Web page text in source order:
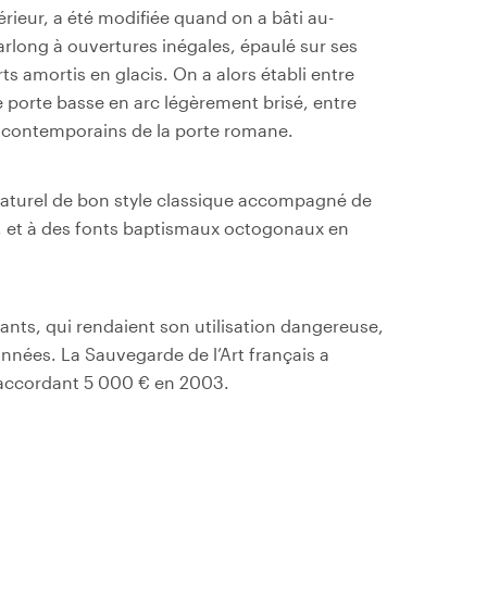
a été modifiée quand on a bâti au-
à ouvertures inégales, épaulé sur ses
amortis en glacis. On a alors établi entre
basse en arc légèrement brisé, entre
de la porte romane.
de bon style classique accompagné de
à des fonts baptismaux octogonaux en
qui rendaient son utilisation dangereuse,
La Sauvegarde de l’Art français a
5 000 € en 2003.